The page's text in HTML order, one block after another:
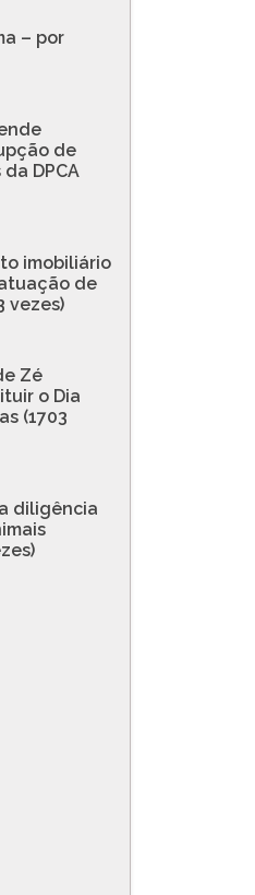
– por
de
DPCA
imobiliário
de
vezes)
Zé
o Dia
(1703
diligência